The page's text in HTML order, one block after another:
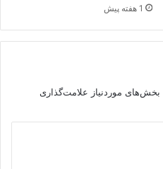
1 هفته پیش
بخش‌های موردنیاز علامت‌گذاری